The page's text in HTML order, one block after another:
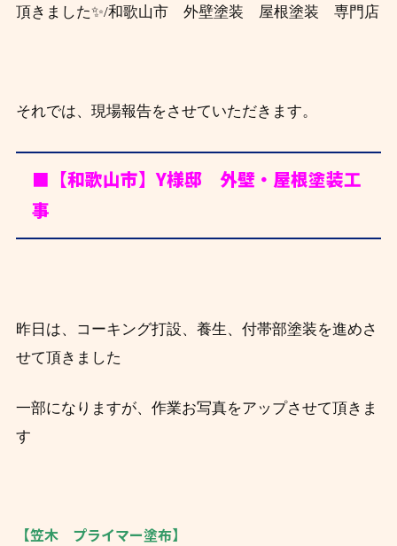
頂きました✨/和歌山市 外壁塗装 屋根塗装 専門店
それでは、現場報告をさせていただきます。
■【和歌山市】Y様邸 外壁・屋根塗装工
事
昨日は、コーキング打設、養生、付帯部塗装を進めさ
せて頂きました
一部になりますが、作業お写真をアップさせて頂きま
す
【笠木 プライマー塗布】